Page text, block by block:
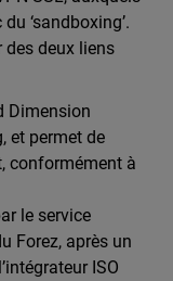
‘sandboxing’.
des deux liens
Dimension
et permet de
conformément à
le service
Forez, après un
ISO